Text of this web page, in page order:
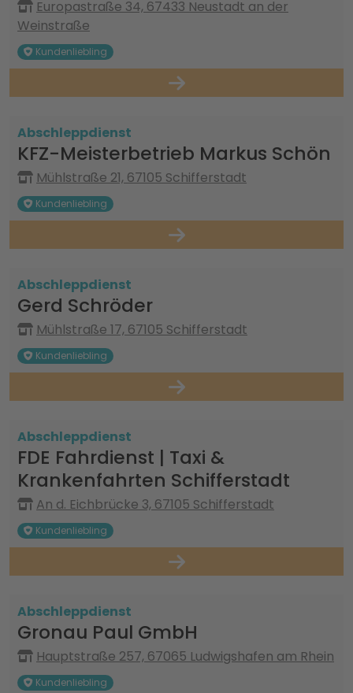
Europastraße 34, 67433 Neustadt an der
Weinstraße
Kundenliebling
Abschleppdienst
KFZ-Meisterbetrieb Markus Schön
Mühlstraße 21, 67105 Schifferstadt
Kundenliebling
Abschleppdienst
Gerd Schröder
Mühlstraße 17, 67105 Schifferstadt
Kundenliebling
Abschleppdienst
FDE Fahrdienst | Taxi &
Krankenfahrten Schifferstadt
An d. Eichbrücke 3, 67105 Schifferstadt
Kundenliebling
Abschleppdienst
Gronau Paul GmbH
Hauptstraße 257, 67065 Ludwigshafen am Rhein
Kundenliebling